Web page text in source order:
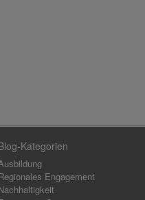
Kategorien
Engagement